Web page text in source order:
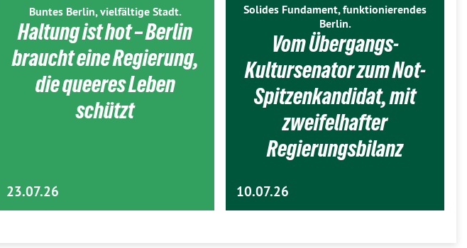
Buntes Berlin, vielfältige Stadt.
Haltung ist hot – Berlin
braucht eine Regierung,
die queeres Leben
schützt
23.07.26
Solides Fundament, funktionierendes
Berlin.
Vom Übergangs-
Kultursenator zum Not-
Spitzenkandidat, mit
zweifelhafter
Regierungsbilanz
10.07.26